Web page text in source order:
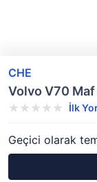
CHE
Volvo V70
İlk
Geçici olarak